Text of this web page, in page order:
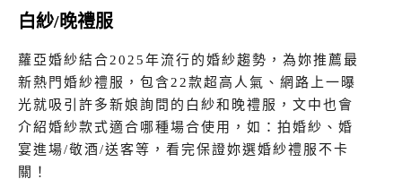
白紗/晚禮服
蘿亞婚紗結合2025年流行的婚紗趨勢，為妳推薦最
新熱門婚紗禮服，包含22款超高人氣、網路上一曝
光就吸引許多新娘詢問的白紗和晚禮服，文中也會
介紹婚紗款式適合哪種場合使用，如：拍婚紗、婚
宴進場/敬酒/送客等，看完保證妳選婚紗禮服不卡
關！